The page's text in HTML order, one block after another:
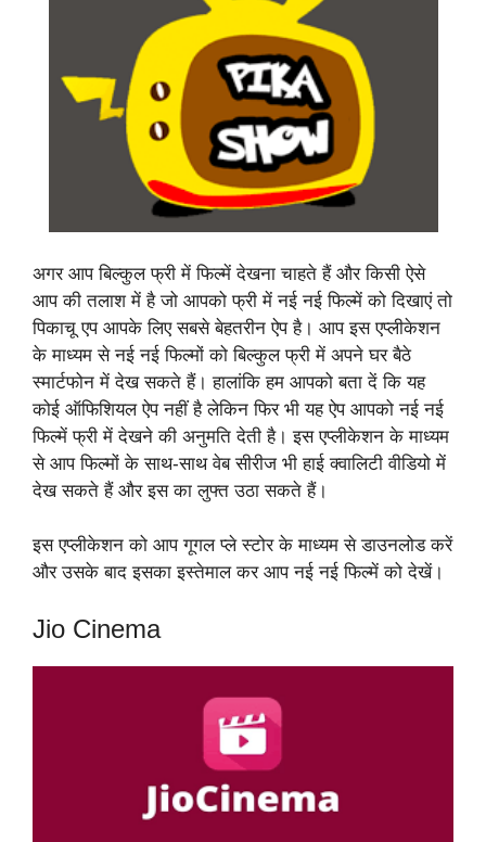
अगर आप बिल्कुल फ्री में फिल्में देखना चाहते हैं और किसी ऐसे
आप की तलाश में है जो आपको फ्री में नई नई फिल्में को दिखाएं तो
पिकाचू एप आपके लिए सबसे बेहतरीन ऐप है। आप इस एप्लीकेशन
के माध्यम से नई नई फिल्मों को बिल्कुल फ्री में अपने घर बैठे
स्मार्टफोन में देख सकते हैं। हालांकि हम आपको बता दें कि यह
कोई ऑफिशियल ऐप नहीं है लेकिन फिर भी यह ऐप आपको नई नई
फिल्में फ्री में देखने की अनुमति देती है। इस एप्लीकेशन के माध्यम
से आप फिल्मों के साथ-साथ वेब सीरीज भी हाई क्वालिटी वीडियो में
देख सकते हैं और इस का लुफ्त उठा सकते हैं।
इस एप्लीकेशन को आप गूगल प्ले स्टोर के माध्यम से डाउनलोड करें
और उसके बाद इसका इस्तेमाल कर आप नई नई फिल्में को देखें।
Jio Cinema